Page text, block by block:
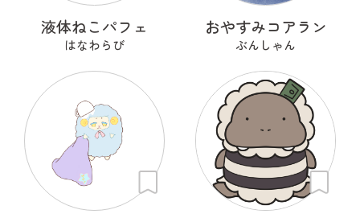
液体ねこパフェ
はなわらび
おやすみコアラン
ぶんしゃん